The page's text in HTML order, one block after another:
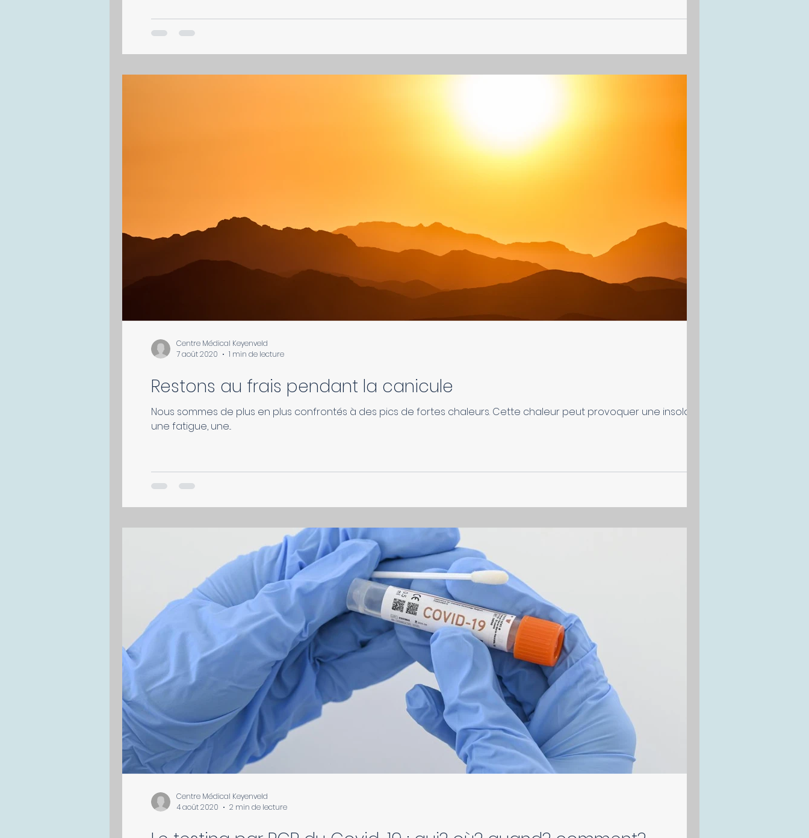
Restons au frais pendant la canicule
Nous sommes de plus en plus confrontés à des pics de fortes chaleurs. Cette chaleur peut provoquer une insolation,
une fatigue, une...
Centre Médical Keyenveld
7 août 2020
1 min de lecture
Centre Médical Keyenveld
4 août 2020
2 min de lecture